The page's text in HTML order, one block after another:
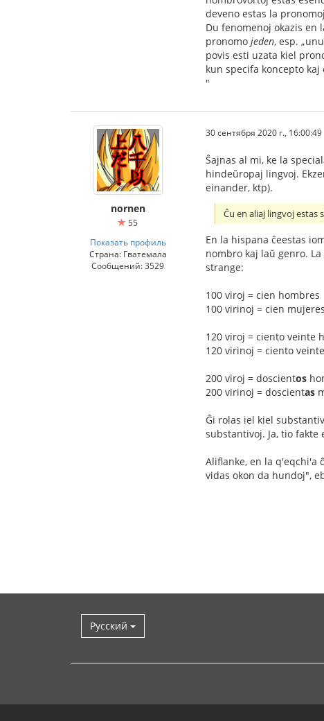
deveno estas la
Du fenomenoj okazis en
pronomo jeden, esp.
povis esti uzata kiel
kun specifa koncepto
"
nornen
55
Показать профиль
Страна: Гватемала
Сообщений: 3529
30 сентября 2020 г., 16:00:49
Ŝajnas al mi, ke la
hindeŭropaj lingvoj.
einander, ktp).
Ĉu en aliaj lingvoj estas
En la hispana ĉeestas
nombro kaj laŭ genro.
strange:
100 viroj = cien hombres
100 virinoj = cien
120 viroj = ciento veinte
120 virinoj = ciento
200 viroj = doscientos
200 virinoj = doscientas
Ĝi rolas iel kiel
substantivoj. Ja, tio fakte
Aliflanke, en la q'eqchi'a
vidas okon da hundoj",
Русский